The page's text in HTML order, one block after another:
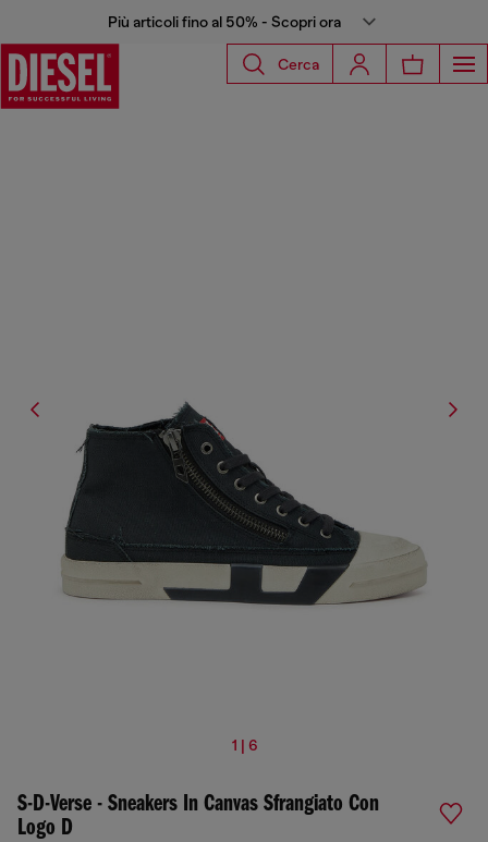
Più articoli fino al 50% - Scopri ora
Cerca
1 | 6
S-D-Verse - Sneakers In Canvas Sfrangiato Con
Logo D